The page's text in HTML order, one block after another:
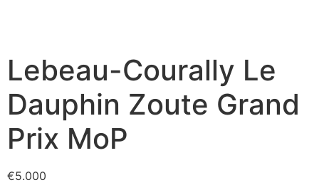
Lebeau-Courally Le
Dauphin Zoute Grand
Prix MoP
€5.000